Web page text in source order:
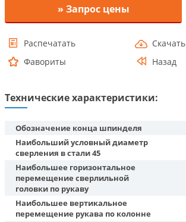
» Запрос цены
Распечатать
Скачать
Фавориты
Назад
Технические характеристики:
Обозначение конца шпинделя
Наибольший условный диаметр
сверления в стали 45
Наибольшее горизонтальное
перемещение сверлильной
головки по рукаву
Наибольшее вертикальное
перемещение рукава по колонне